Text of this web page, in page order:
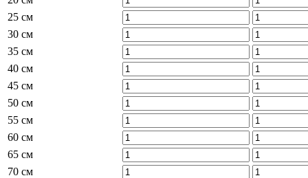
25 см
30 см
35 см
40 см
45 см
50 см
55 см
60 см
65 см
70 см